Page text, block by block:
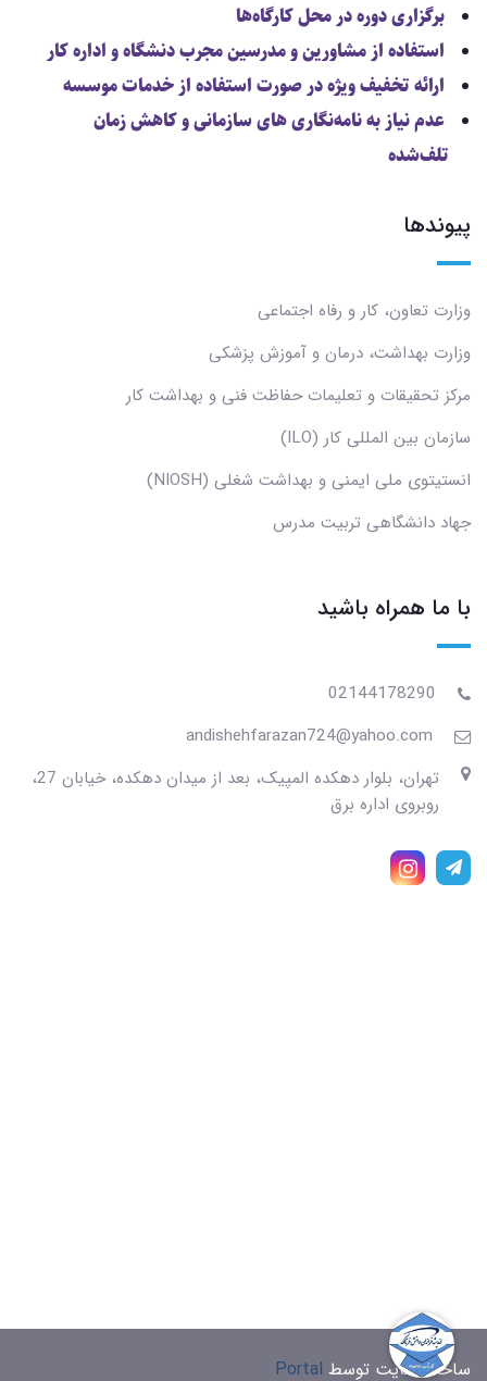
برگزاری دوره در محل کارگاه‌ها
استفاده از مشاورین و مدرسین مجرب دنشگاه و اداره کار
ارائه تخفیف ویژه در صورت استفاده از خدمات موسسه
عدم نیاز به نامه‌نگاری های سازمانی و کاهش زمان
تلف‌شده
پیوندها
وزارت تعاون، کار و رفاه اجتماعی
وزارت بهداشت، درمان و آموزش پزشکی
مرکز تحقیقات و تعلیمات حفاظت فنی و بهداشت کار
سازمان بین المللی کار (ILO)
انستیتوی ملی ایمنی و بهداشت شغلی (NIOSH)
جهاد دانشگاهی تربیت مدرس
با ما همراه باشید
02144178290
andishehfarazan724@yahoo.com
تهران، بلوار دهکده المپیک، بعد از میدان دهکده، خیابان 27،
روبروی اداره برق
ساخت سایت توسط Portal